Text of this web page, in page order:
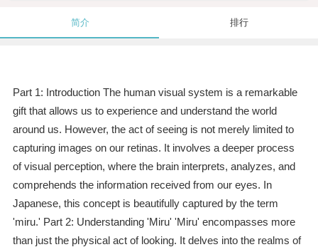
简介 排行
Part 1: Introduction The human visual system is a remarkable
gift that allows us to experience and understand the world
around us. However, the act of seeing is not merely limited to
capturing images on our retinas. It involves a deeper process
of visual perception, where the brain interprets, analyzes, and
comprehends the information received from our eyes. In
Japanese, this concept is beautifully captured by the term
'miru.' Part 2: Understanding 'Miru' 'Miru' encompasses more
than just the physical act of looking. It delves into the realms of